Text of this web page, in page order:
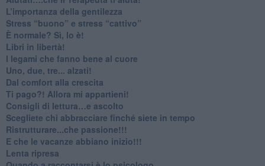
​L’importanza della gentilezza
​Stress “buono” e stress “cattivo”
​È normale? Sì, lo è!
​Libri in libertà!
​I legami che fanno bene al cuore
Uno, due, tre... alzati!​
​Dal comfort alla crescita
​Ti pago?! Allora mi appartieni!​
​Consigli di lettura…e ascolto
​Scegliete chi abbracciare finché siete in tempo
​Ristrutturare...che passione!!!
​E che le vacanze abbiano inizio!!!
​Lenta ripresa